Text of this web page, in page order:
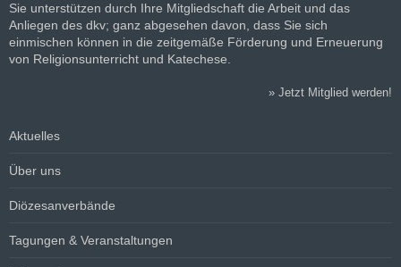
Sie unterstützen durch Ihre Mitgliedschaft die Arbeit und das
Anliegen des dkv; ganz abgesehen davon, dass Sie sich
einmischen können in die zeitgemäße Förderung und Erneuerung
von Religionsunterricht und Katechese.
» Jetzt Mitglied werden!
Aktuelles
Über uns
Diözesanverbände
Tagungen & Veranstaltungen